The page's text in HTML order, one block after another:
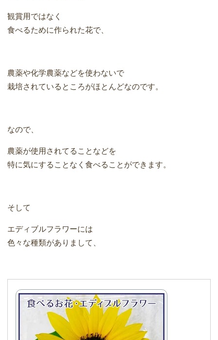
観賞用ではなく
食べるために作られた花で、
農薬や化学農薬などを使わないで
栽培されているところがほとんどなのです。
なので、
農薬が使用されてることなどを
特に気にすることなく食べることができます。
そして
エディブルフラワーには
色々な種類がありまして、